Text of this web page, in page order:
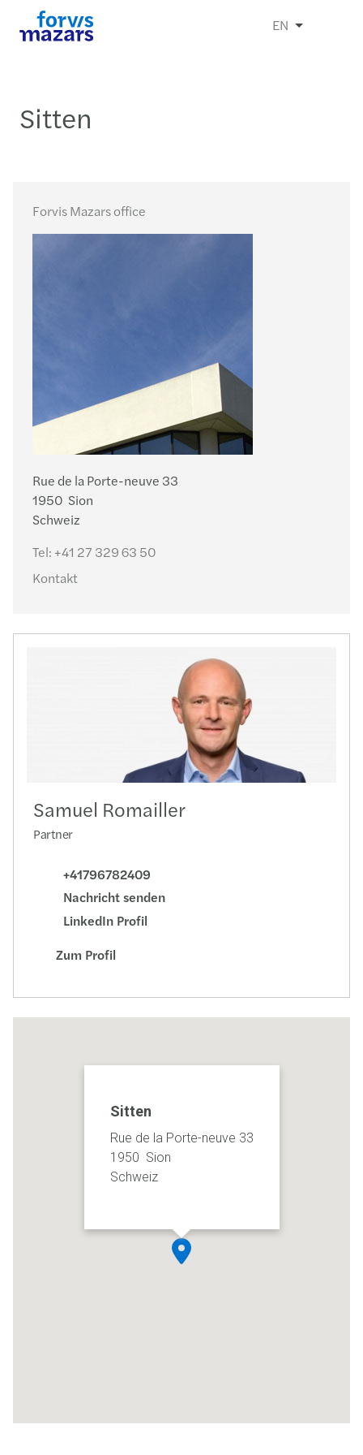
EN
Sitten
Forvis Mazars office
Rue de la Porte-neuve 33
1950 Sion
Schweiz
Tel: +41 27 329 63 50
Kontakt
Samuel Romailler
Partner
+41796782409
Nachricht senden
LinkedIn Profil
Zum Profil
Sitten
Rue de la Porte-neuve 33
1950 Sion
Schweiz